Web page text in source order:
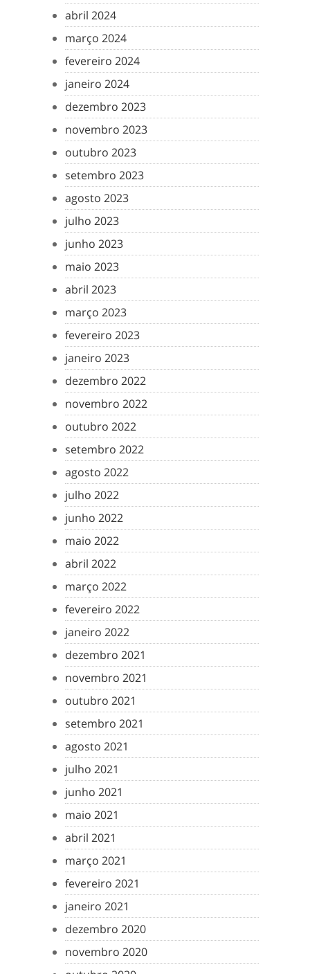
abril 2024
março 2024
fevereiro 2024
janeiro 2024
dezembro 2023
novembro 2023
outubro 2023
setembro 2023
agosto 2023
julho 2023
junho 2023
maio 2023
abril 2023
março 2023
fevereiro 2023
janeiro 2023
dezembro 2022
novembro 2022
outubro 2022
setembro 2022
agosto 2022
julho 2022
junho 2022
maio 2022
abril 2022
março 2022
fevereiro 2022
janeiro 2022
dezembro 2021
novembro 2021
outubro 2021
setembro 2021
agosto 2021
julho 2021
junho 2021
maio 2021
abril 2021
março 2021
fevereiro 2021
janeiro 2021
dezembro 2020
novembro 2020